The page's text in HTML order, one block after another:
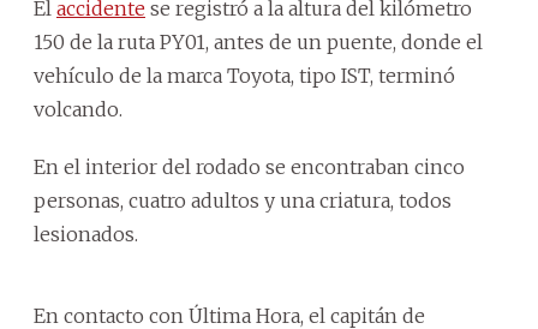
El accidente se registró a la altura del kilómetro
150 de la ruta PY01, antes de un puente, donde el
vehículo de la marca Toyota, tipo IST, terminó
volcando.
En el interior del rodado se encontraban cinco
personas, cuatro adultos y una criatura, todos
lesionados.
En contacto con Última Hora, el capitán de